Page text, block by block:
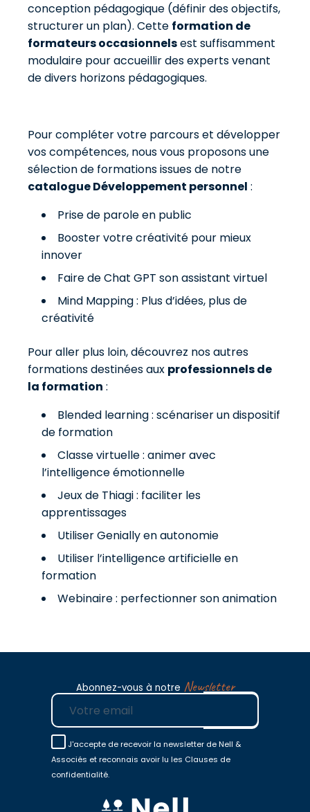
conception pédagogique (définir des objectifs,
structurer un plan). Cette formation de
formateurs occasionnelsest suffisamment
modulaire pour accueillir des experts venant
de divers horizons pédagogiques.
Pour compléter votre parcours et développer
vos compétences, nous vous proposons une
sélection de formations issues de notre
catalogue Développement personnel :
Prise de parole en public
Booster votre créativité pour mieux
innover
Faire de Chat GPT son assistant virtuel
Mind Mapping : Plus d’idées, plus de
créativité
Pour aller plus loin, découvrez nos autres
formations destinées aux professionnels de
la formation :
Blended learning : scénariser un dispositif
de formation
Classe virtuelle : animer avec
l’intelligence émotionnelle
Jeux de Thiagi : faciliter les
apprentissages
Utiliser Genially en autonomie
Utiliser l’intelligence artificielle en
formation
Webinaire : perfectionner son animation
Abonnez-vous à notre Newsletter
E-mail
J'accepte de recevoir la newsletter de Nell &
Associés et reconnais avoir lu les Clauses de
confidentialité.